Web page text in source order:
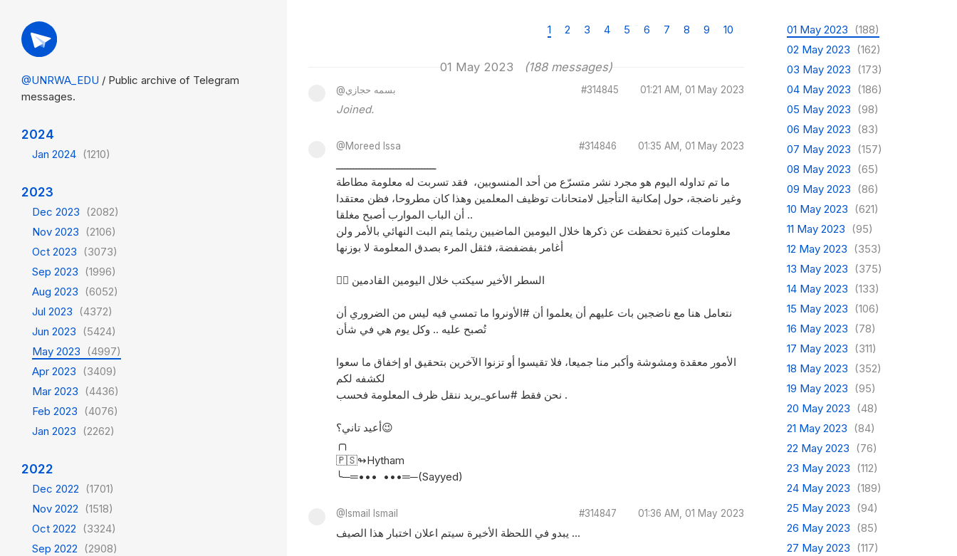
@UNRWA_EDU / Public archive of Telegram
messages.
2024
Jan 2024 (1210)
2023
Dec 2023 (2082)
Nov 2023 (2106)
Oct 2023 (3073)
Sep 2023 (1996)
Aug 2023 (6052)
Jul 2023 (4372)
Jun 2023 (5424)
May 2023 (4997)
Apr 2023 (3409)
Mar 2023 (4436)
Feb 2023 (4076)
Jan 2023 (2262)
2022
Dec 2022 (1701)
Nov 2022 (1518)
Oct 2022 (3324)
Sep 2022 (2908)
1 2 3 4 5 6 7 8 9 10
01 May 2023 (188 messages)
@بسمه حجازي #314845 01:21 AM, 01 May 2023
Joined.
@Moreed Issa #314846 01:35 AM, 01 May 2023
ـــــــــــــــــــــــــــــــــــ
ما تم تداوله اليوم هو مجرد نشر متسرّع من أحد المنسوبين، فقد تسربت له معلومة مطاطة
وغير ناضجة، حول إمكانية التأجيل لامتحانات توظيف المعلمين وهذا كان مطروحا، فظن معتقدا
أن الباب الموارب أصبح مغلقا ..
معلومات كثيرة تحفظت عن ذكرها خلال اليومين الماضيين ريثما يتم البت النهائي بالأمر ولن
أغامر بفضفضة، فثقل المرء بصدق المعلومة لا بوزنها
👈🏽 السطر الأخير سيكتب خلال اليومين القادمين
نتعامل هنا مع ناضجين بات عليهم أن يعلموا أن #الأونروا ما تمسي فيه ليس من الضروري أن
تُصبح عليه .. وكل يوم هي في شأن
الأمور معقدة ومشوشة وأكبر منا جميعا، فلا تقيسوا أو تزنوا الآخرين بتحقيق او إخفاق ما سعوا
نحن فقط #ساعو_بريد ننقل ظرف المعلومة فحسب .
أعيد تاني؟😉
╭╮
🇵🇸↬Hytham
╰─═••• •••═─(Sayyed)
@Ismail Ismail #314847 01:36 AM, 01 May 2023
يبدو في اللحظة الأخيرة سيتم اعلان اختبار هذا الصيف ...
01 May 2023 (188)
02 May 2023 (162)
03 May 2023 (173)
04 May 2023 (186)
05 May 2023 (98)
06 May 2023 (83)
07 May 2023 (157)
08 May 2023 (65)
09 May 2023 (86)
10 May 2023 (621)
11 May 2023 (95)
12 May 2023 (353)
13 May 2023 (375)
14 May 2023 (133)
15 May 2023 (106)
16 May 2023 (78)
17 May 2023 (311)
18 May 2023 (352)
19 May 2023 (95)
20 May 2023 (48)
21 May 2023 (84)
22 May 2023 (76)
23 May 2023 (112)
24 May 2023 (189)
25 May 2023 (94)
26 May 2023 (85)
27 May 2023 (117)